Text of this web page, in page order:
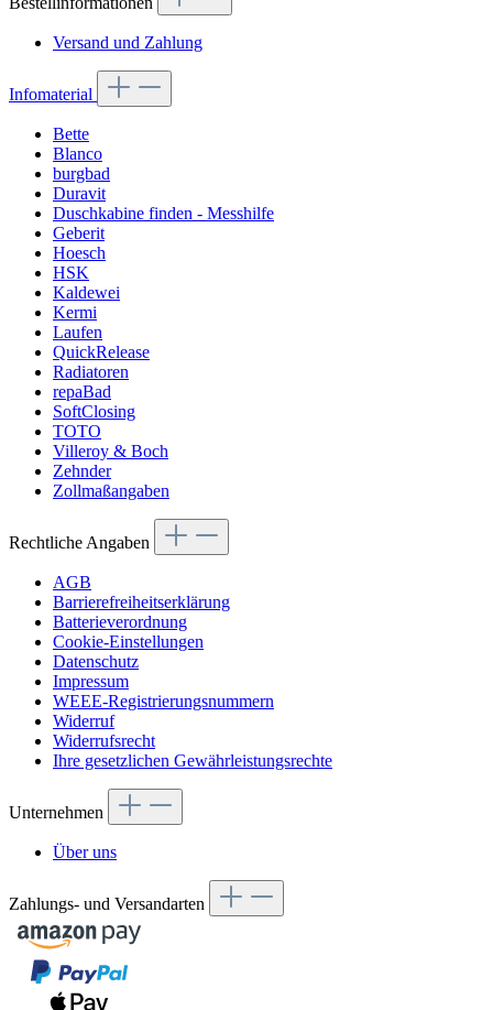
Versand und Zahlung
Infomaterial
Bette
Blanco
burgbad
Duravit
Duschkabine finden - Messhilfe
Geberit
Hoesch
HSK
Kaldewei
Kermi
Laufen
QuickRelease
Radiatoren
repaBad
SoftClosing
TOTO
Villeroy & Boch
Zehnder
Zollmaßangaben
Rechtliche Angaben
AGB
Barrierefreiheitserklärung
Batterieverordnung
Cookie-Einstellungen
Datenschutz
Impressum
WEEE-Registrierungsnummern
Widerruf
Widerrufsrecht
Ihre gesetzlichen Gewährleistungsrechte
Unternehmen
Über uns
Zahlungs- und Versandarten